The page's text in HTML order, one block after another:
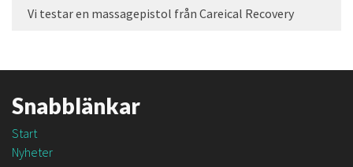
Vi testar en massagepistol från Careical Recovery
Snabblänkar
Start
Nyheter